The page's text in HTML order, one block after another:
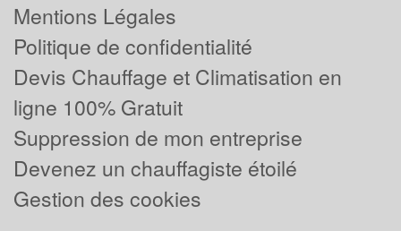
Mentions Légales
Politique de confidentialité
Devis Chauffage et Climatisation en
ligne 100% Gratuit
Suppression de mon entreprise
Devenez un chauffagiste étoilé
Gestion des cookies